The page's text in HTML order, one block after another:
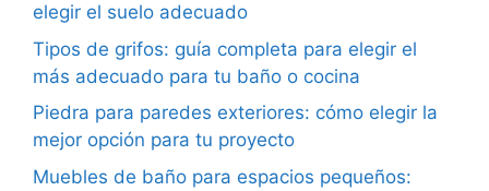
elegir el suelo adecuado
Tipos de grifos: guía completa para elegir el
más adecuado para tu baño o cocina
Piedra para paredes exteriores: cómo elegir la
mejor opción para tu proyecto
Muebles de baño para espacios pequeños: